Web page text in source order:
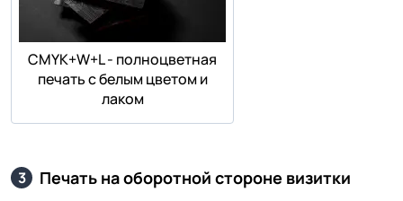
СMYK+W+L - полноцветная
печать с белым цветом и
лаком
3 Печать на оборотной стороне визитки